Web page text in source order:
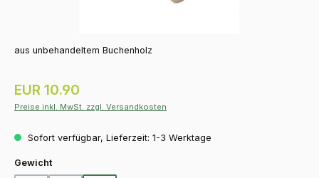
aus unbehandeltem Buchenholz
Regulärer Preis:
EUR 10.90
Preise inkl. MwSt. zzgl. Versandkosten
Sofort verfügbar, Lieferzeit: 1-3 Werktage
Gewichtauswählen